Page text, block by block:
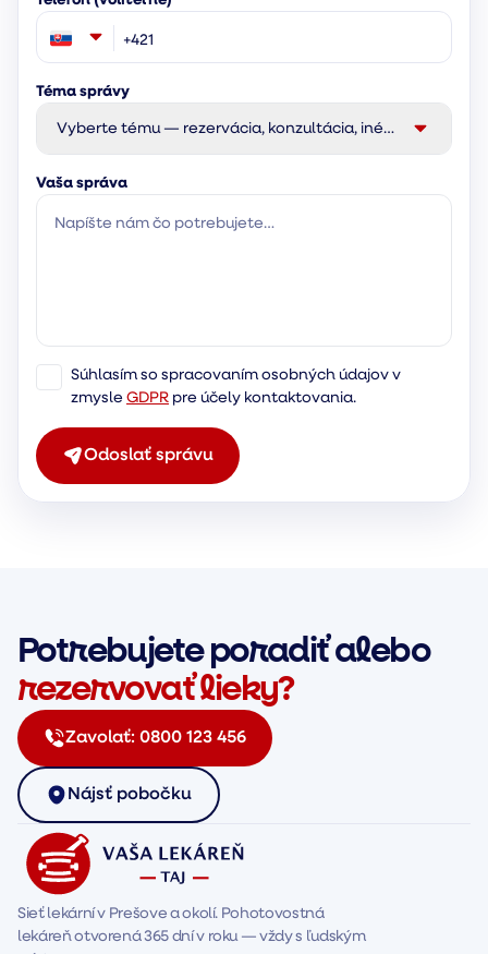
Téma správy
Vyberte tému — rezervácia, konzultácia, iné…
Vaša správa
Súhlasím so spracovaním osobných údajov v
zmysle GDPR pre účely kontaktovania.
Odoslať správu
Potrebujete poradiť alebo
rezervovať lieky?
Zavolať: 0800 123 456
Nájsť pobočku
Sieť lekární v Prešove a okolí. Pohotovostná
lekáreň otvorená 365 dní v roku — vždy s ľudským